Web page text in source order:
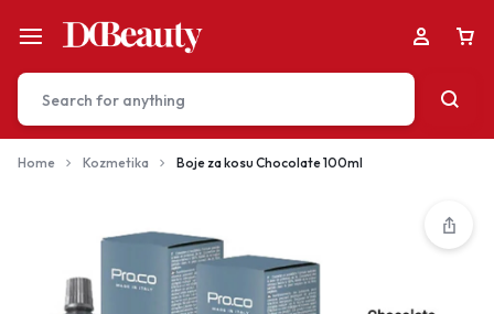
Your bag is empty
Don't miss out on great deals! Start shopping or
Home Kozmetika Boje za kosu Chocolate 100ml